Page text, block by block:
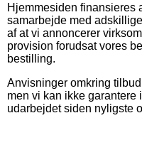
Hjemmesiden
samarbejde med
af at vi annoncerer
provision forudsat vores
bestilling.
Anvisninger omkring
men vi kan ikke garantere
udarbejdet siden nyligste